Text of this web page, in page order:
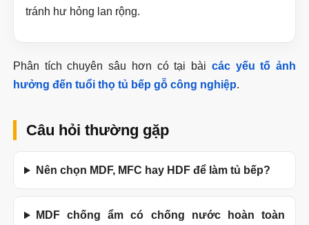
tránh hư hỏng lan rộng.
Phân tích chuyên sâu hơn có tại bài các yếu tố ảnh
hưởng đến tuổi thọ tủ bếp gỗ công nghiệp.
Câu hỏi thường gặp
Nên chọn MDF, MFC hay HDF để làm tủ bếp?
MDF chống ẩm có chống nước hoàn toàn